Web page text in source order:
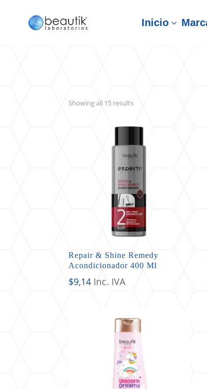
Inicio3
Showing all 15 resultsSorted
latest
Repair & Shine Remedy
Acondicionador 400 Ml
$9,14 Inc. IVA